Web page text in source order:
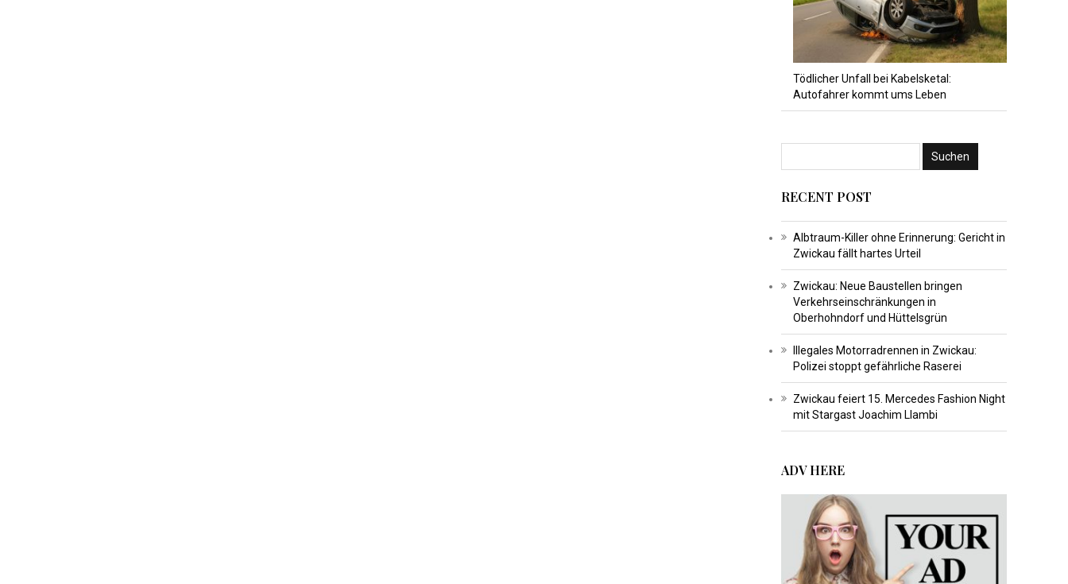
Tödlicher Unfall bei Kabelsketal:
Autofahrer kommt ums Leben
RECENT POST
Albtraum-Killer ohne Erinnerung: Gericht in
Zwickau fällt hartes Urteil
Zwickau: Neue Baustellen bringen
Verkehrseinschränkungen in
Oberhohndorf und Hüttelsgrün
Illegales Motorradrennen in Zwickau:
Polizei stoppt gefährliche Raserei
Zwickau feiert 15. Mercedes Fashion Night
mit Stargast Joachim Llambi
ADV HERE